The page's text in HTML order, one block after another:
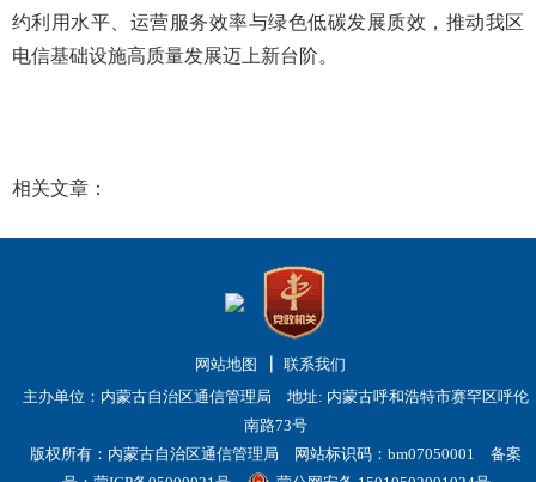
约利用水平、运营服务效率与绿色低碳发展质效，推动我区
电信基础设施高质量发展迈上新台阶。
相关文章：
网站地图
联系我们
主办单位：内蒙古自治区通信管理局 地址: 内蒙古呼和浩特市赛罕区呼伦
南路73号
版权所有：内蒙古自治区通信管理局 网站标识码：bm07050001备案